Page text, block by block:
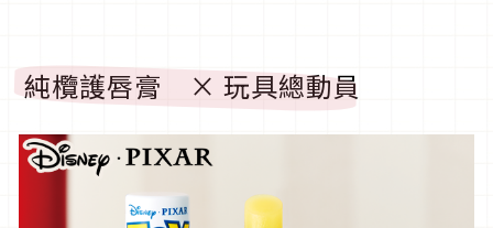
純欖護唇膏 × 玩具總動員